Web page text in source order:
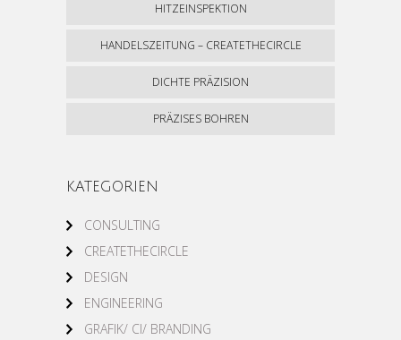
HITZEINSPEKTION
HANDELSZEITUNG – CREATETHECIRCLE
DICHTE PRÄZISION
PRÄZISES BOHREN
KATEGORIEN
CONSULTING
CREATETHECIRCLE
DESIGN
ENGINEERING
GRAFIK/ CI/ BRANDING